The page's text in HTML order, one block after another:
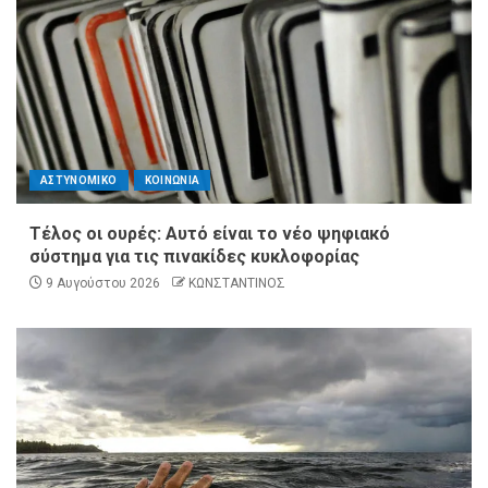
ΑΣΤΥΝΟΜΙΚΟ ΚΟΙΝΩΝΙΑ
Τέλος οι ουρές: Αυτό είναι το νέο ψηφιακό
σύστημα για τις πινακίδες κυκλοφορίας
9 Αυγούστου 2026 ΚΩΝΣΤΑΝΤΙΝΟΣ